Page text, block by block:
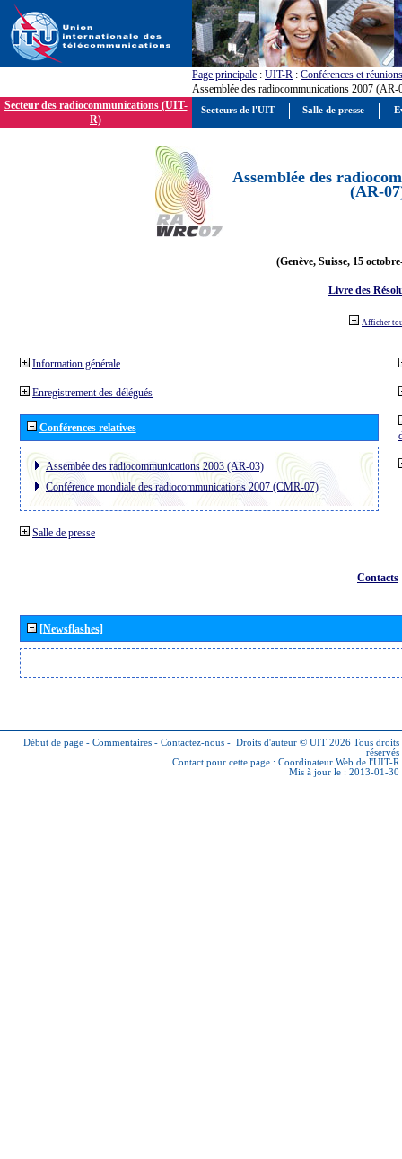
Page principale : UIT-R : Conférences et réunions
Assemblée des radiocommunications 2007 (AR-
Secteur des radiocommunications (UIT-
R)
Assemblée des
(AR-
(Genève, Suisse, 15
Livre des
Afficher
Information générale
Enregistrement des délégués
Conférences relatives
Assembée des radiocommunications 2003 (AR-03)
Conférence mondiale des radiocommunications 2007 (CMR-07)
Salle de presse
Contacts
[Newsflashes]
Début de page - Commentaires - Contactez-nous - Droits d'auteur © UIT 2026 Tous droits
réservés
Contact pour cette page : Coordinateur Web de l'UIT-R
Mis à jour le : 2013-01-30
Secteurs de l'UIT Salle de presse